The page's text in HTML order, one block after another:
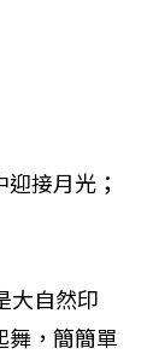
接月光；
大自然印
舞，簡簡單